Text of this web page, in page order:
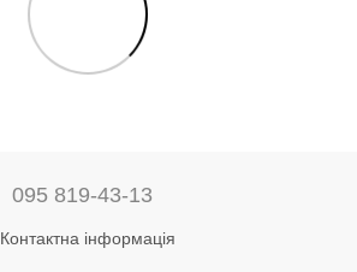
095 819-43-13
Контактна інформація